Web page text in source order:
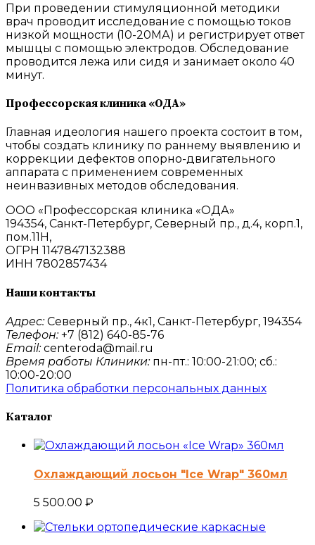
При проведении стимуляционной методики
врач проводит исследование с помощью токов
низкой мощности (10-20МА) и регистрирует ответ
мышцы с помощью электродов. Обследование
проводится лежа или сидя и занимает около 40
минут.
Профессорская клиника «ОДА»
Главная идеология нашего проекта состоит в том,
чтобы создать клинику по раннему выявлению и
коррекции дефектов опорно-двигательного
аппарата с применением современных
неинвазивных методов обследования.
ООО «Профессорская клиника «ОДА»
194354, Санкт-Петербург, Северный пр., д.4, корп.1,
пом.11Н,
ОГРН 1147847132388
ИНН 7802857434
Наши контакты
Адрес:Северный пр., 4к1, Санкт-Петербург, 194354
Телефон:+7 (812) 640-85-76
Email:centeroda@mail.ru
Время работы Клиники:пн-пт.: 10:00-21:00; сб.:
10:00-20:00
Политика обработки персональных данных
Каталог
Охлаждающий лосьон "Ice Wrap" 360мл
5 500.00 ₽